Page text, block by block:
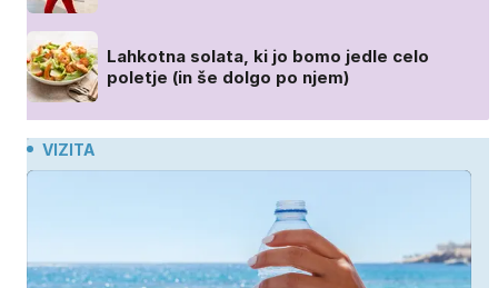
Lahkotna solata, ki jo bomo jedle celo
poletje (in še dolgo po njem)
VIZITA